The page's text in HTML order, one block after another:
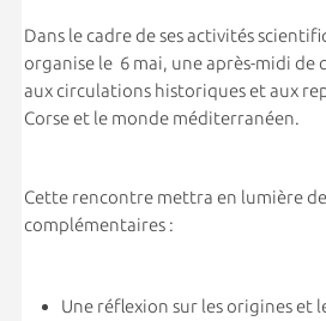
Dans le cadre de ses activités
organise le 6 mai, une après-midi de
aux circulations historiques et aux
Corse et le monde méditerranéen.
Cette rencontre mettra en lumière
complémentaires :
Une réflexion sur les origines et